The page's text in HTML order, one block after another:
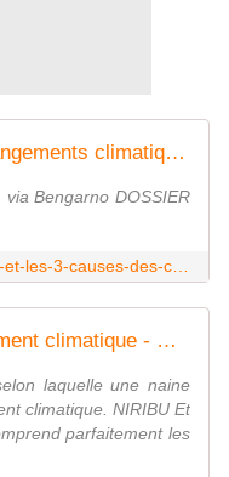
Nibiru et les 3 causes des changements climatiques - MOINS de BIENS PLUS de LIENS
Bengarno DOSSIER
https://www.brujitafr.fr/2016/09/nibiru-et-les-3-causes-des-changements-climatiques.html
Nibiru est la cause du changement climatique - MOINS de BIENS PLUS de LIENS
laquelle une naine
climatique. NIRIBU Et
parfaitement les